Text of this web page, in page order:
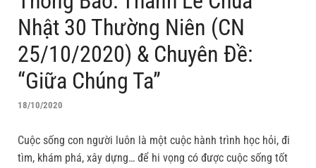
Nhật 30 Thường Niên (CN
25/10/2020) & Chuyên Đề:
“Giữa Chúng Ta”
18/10/2020
Cuộc sống con người luôn là một cuộc hành trình học hỏi, đi
tìm, khám phá, xây dựng… để hi vọng có được cuộc sống tốt